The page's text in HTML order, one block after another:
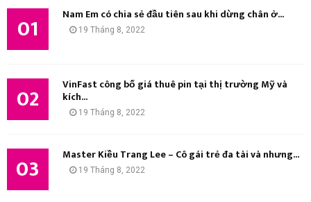
01 Nam Em có chia sẻ đầu tiên sau khi dừng chân ở...
19 Tháng 8, 2022
02 VinFast công bố giá thuê pin tại thị trường Mỹ và
kích...
19 Tháng 8, 2022
03 Master Kiều Trang Lee – Cô gái trẻ đa tài và nhưng...
19 Tháng 8, 2022